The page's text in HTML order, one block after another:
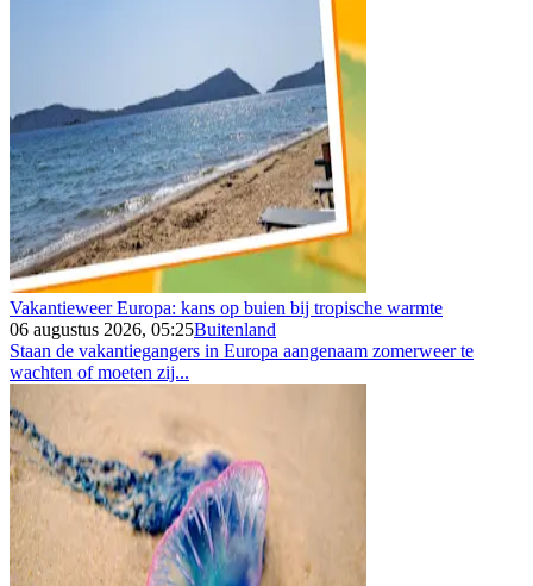
Vakantieweer Europa: kans op buien bij tropische warmte
06 augustus 2026, 05:25Buitenland
Staan de vakantiegangers in Europa aangenaam zomerweer te
wachten of moeten zij...